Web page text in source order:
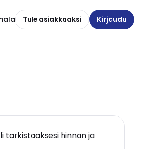
Tule asiakkaaksi Kirjaudu
tarkistaaksesi hinnan ja